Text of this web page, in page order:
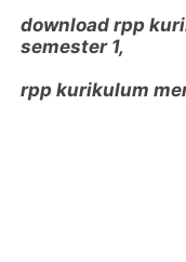
download rpp
semester 1,
rpp kurikulum